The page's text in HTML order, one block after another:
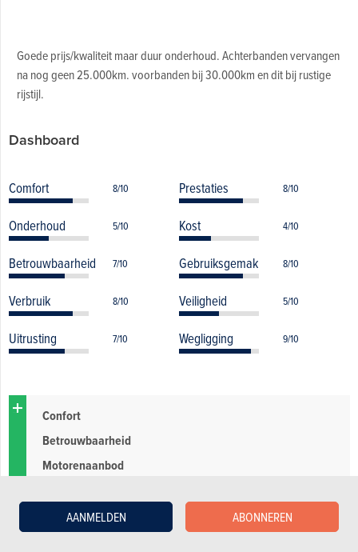
AANMELDEN ABONNEREN
Goede prijs/kwaliteit maar duur onderhoud. Achterbanden vervangen
na nog geen 25.000km. voorbanden bij 30.000km en dit bij rustige
rijstijl.
Dashboard
Comfort 8/10 Prestaties 8/10
Onderhoud 5/10 Kost 4/10
Betrouwbaarheid 7/10 Gebruiksgemak 8/10
Verbruik 8/10 Veiligheid 5/10
Uitrusting 7/10 Wegligging 9/10
Confort
Betrouwbaarheid
Motorenaanbod
Probleem electronica